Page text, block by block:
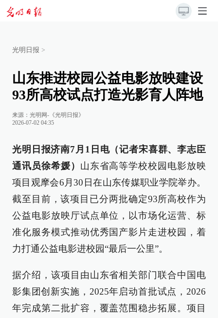
光明日报 >
山东推进校园公益电影放映建设
93所高校试点打造光影育人阵地
来源： 光明网-《光明日报》
2026-07-02 04:35
光明日报济南7月1日电（记者宋喜群、李志臣
通讯员徐希媛） 山东省高等学校校园电影放映
项目观摩会6月30日在山东传媒职业学院举办。
截至目前，该项目已分两批确定93所高校作为
公益电影放映厅试点单位，以市场化运营、标
准化服务模式推动优秀国产影片走进校园，着
力打通公益电影进校园“最后一公里”。
据介绍，该项目由山东省相关部门联合中国电
影集团创新实施，2025年启动首批试点，2026
年完成第二批扩容，覆盖范围稳步拓展。项目